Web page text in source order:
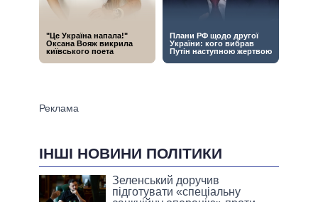
ІНШІ НОВИНИ ПОЛІТИКИ
Зеленський доручив
підготувати «спеціальну